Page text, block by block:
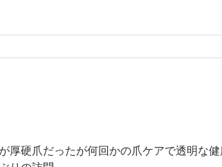
厚硬爪だったが何回かの爪ケアで透明な